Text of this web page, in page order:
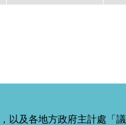
，以及各地方政府主計處「